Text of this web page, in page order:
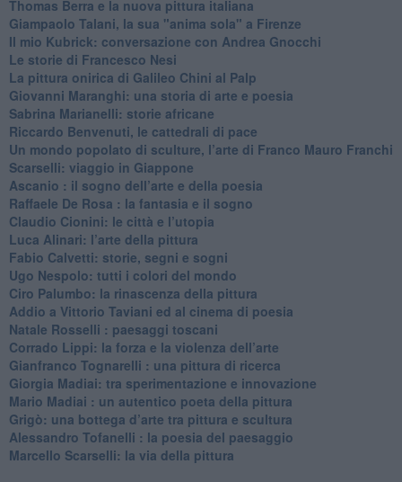
Thomas Berra e la nuova pittura italiana
Giampaolo Talani, la sua "anima sola" a Firenze
Il mio Kubrick: conversazione con Andrea Gnocchi
Le storie di Francesco Nesi
​La pittura onirica di Galileo Chini al Palp
​Giovanni Maranghi: una storia di arte e poesia
Sabrina Marianelli: storie africane
​Riccardo Benvenuti, le cattedrali di pace
​Un mondo popolato di sculture, l’arte di Franco Mauro Franchi
​Scarselli: viaggio in Giappone
​Ascanio : il sogno dell’arte e della poesia
Raffaele De Rosa : la fantasia e il sogno
​Claudio Cionini: le città e l’utopia
Luca Alinari: l’arte della pittura
​Fabio Calvetti: storie, segni e sogni
Ugo Nespolo: tutti i colori del mondo
​Ciro Palumbo: la rinascenza della pittura
​Addio a Vittorio Taviani ed al cinema di poesia
​Natale Rosselli : paesaggi toscani
​Corrado Lippi: la forza e la violenza dell’arte
Gianfranco Tognarelli : una pittura di ricerca
Giorgia Madiai: tra sperimentazione e innovazione
Mario Madiai : un autentico poeta della pittura
Grigò: una bottega d’arte tra pittura e scultura
Alessandro Tofanelli : la poesia del paesaggio
​Marcello Scarselli: la via della pittura